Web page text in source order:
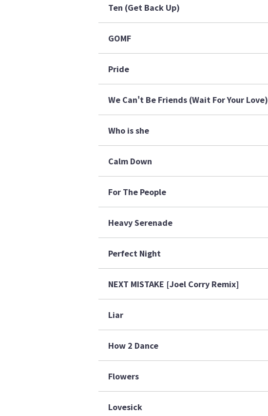
Ten (Get Back Up)
GOMF
Pride
We Can't Be Friends (Wait For Your Love)
Who is she
Calm Down
For The People
Heavy Serenade
Perfect Night
NEXT MISTAKE [Joel Corry Remix]
Liar
How 2 Dance
Flowers
Lovesick